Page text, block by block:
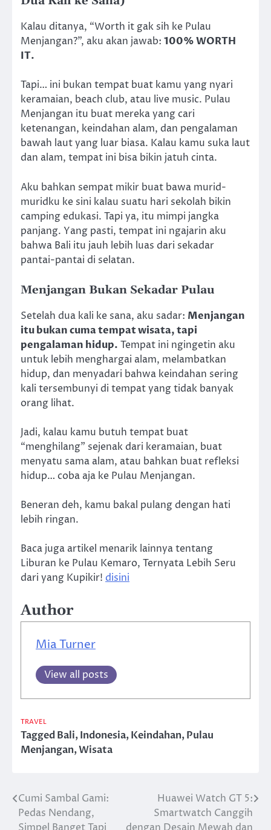
Kalau ditanya, “Worth it gak sih ke Pulau
Menjangan?”, aku akan jawab: 100% WORTH
IT.
Tapi… ini bukan tempat buat kamu yang nyari
keramaian, beach club, atau live music. Pulau
Menjangan itu buat mereka yang cari
ketenangan, keindahan alam, dan pengalaman
bawah laut yang luar biasa. Kalau kamu suka laut
dan alam, tempat ini bisa bikin jatuh cinta.
Aku bahkan sempat mikir buat bawa murid-
muridku ke sini kalau suatu hari sekolah bikin
camping edukasi. Tapi ya, itu mimpi jangka
panjang. Yang pasti, tempat ini ngajarin aku
bahwa Bali itu jauh lebih luas dari sekadar
pantai-pantai di selatan.
Menjangan Bukan Sekadar Pulau
Setelah dua kali ke sana, aku sadar: Menjangan
itu bukan cuma tempat wisata, tapi
pengalaman hidup. Tempat ini ngingetin aku
untuk lebih menghargai alam, melambatkan
hidup, dan menyadari bahwa keindahan sering
kali tersembunyi di tempat yang tidak banyak
orang lihat.
Jadi, kalau kamu butuh tempat buat
“menghilang” sejenak dari keramaian, buat
menyatu sama alam, atau bahkan buat refleksi
hidup… coba aja ke Pulau Menjangan.
Beneran deh, kamu bakal pulang dengan hati
lebih ringan.
Baca juga artikel menarik lainnya tentang
Liburan ke Pulau Kemaro, Ternyata Lebih Seru
dari yang Kupikir! disini
Author
Mia Turner
View all posts
TRAVEL
TaggedBali,Indonesia,Keindahan,Pulau
Menjangan,Wisata
Post
navigation
Cumi Sambal Gami:
Pedas Nendang,
Huawei Watch GT 5:
Smartwatch Canggih